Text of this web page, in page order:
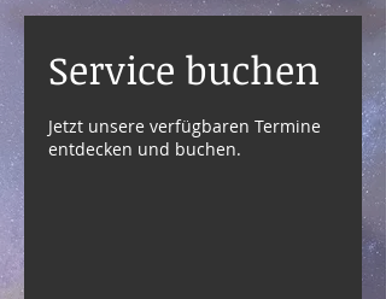
Service buchen
Jetzt unsere verfügbaren Termine
entdecken und buchen.